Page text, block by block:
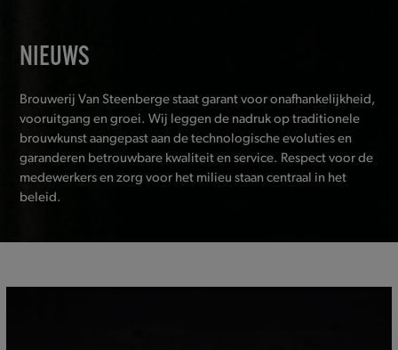
NIEUWS
Brouwerij Van Steenberge staat garant voor onafhankelijkheid,
vooruitgang en groei. Wij leggen de nadruk op traditionele
brouwkunst aangepast aan de technologische evoluties en
garanderen betrouwbare kwaliteit en service. Respect voor de
medewerkers en zorg voor het milieu staan centraal in het
beleid.